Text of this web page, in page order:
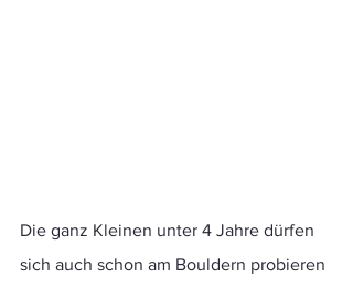
Die ganz Kleinen unter 4 Jahre dürfen
sich auch schon am Bouldern probieren